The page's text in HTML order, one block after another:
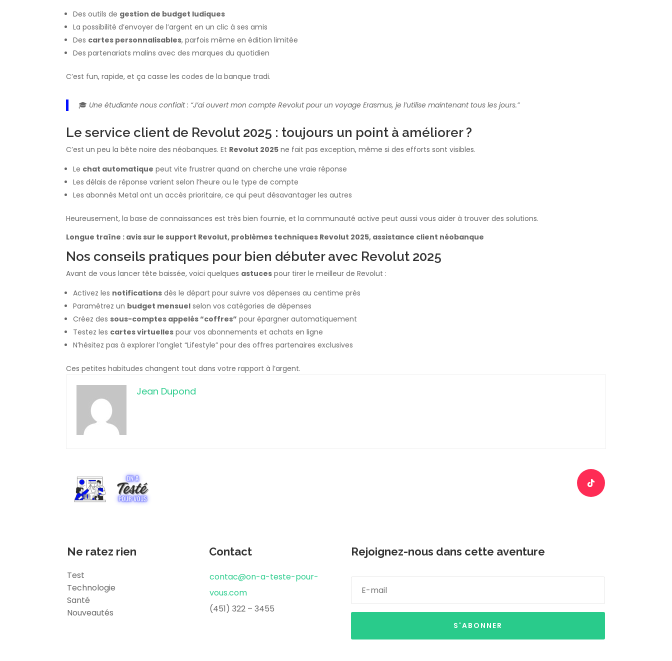
Des outils de gestion de budget ludiques
La possibilité d’envoyer de l’argent en un clic à ses amis
Des cartes personnalisables, parfois même en édition limitée
Des partenariats malins avec des marques du quotidien
C’est fun, rapide, et ça casse les codes de la banque tradi.
🎓 Une étudiante nous confiait : “J’ai ouvert mon compte Revolut pour un voyage Erasmus, je l’utilise maintenant tous les jours.”
Le service client de Revolut 2025 : toujours un point à améliorer ?
C’est un peu la bête noire des néobanques. Et Revolut 2025 ne fait pas exception, même si des efforts sont visibles.
Le chat automatique peut vite frustrer quand on cherche une vraie réponse
Les délais de réponse varient selon l’heure ou le type de compte
Les abonnés Metal ont un accès prioritaire, ce qui peut désavantager les autres
Heureusement, la base de connaissances est très bien fournie, et la communauté active peut aussi vous aider à trouver des solutions.
Longue traîne : avis sur le support Revolut, problèmes techniques Revolut 2025, assistance client néobanque
Nos conseils pratiques pour bien débuter avec Revolut 2025
Avant de vous lancer tête baissée, voici quelques astuces pour tirer le meilleur de Revolut :
Activez les notifications dès le départ pour suivre vos dépenses au centime près
Paramétrez un budget mensuel selon vos catégories de dépenses
Créez des sous-comptes appelés “coffres” pour épargner automatiquement
Testez les cartes virtuelles pour vos abonnements et achats en ligne
N’hésitez pas à explorer l’onglet “Lifestyle” pour des offres partenaires exclusives
Ces petites habitudes changent tout dans votre rapport à l’argent.
Jean Dupond
Ne ratez rien
Test
Technologie
Santé
Nouveautés
Contact
contac@on-a-teste-pour-
vous.com
(451) 322 – 3455
Rejoignez-nous dans cette aventure
S'ABONNER